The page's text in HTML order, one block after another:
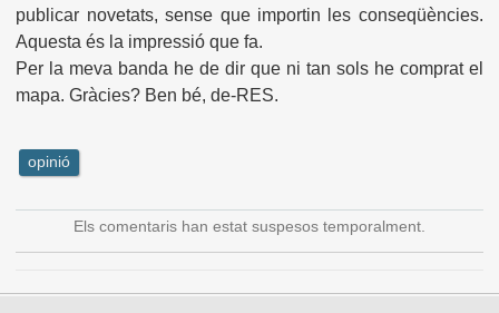
publicar novetats, sense que importin les conseqüències.
Aquesta és la impressió que fa.
Per la meva banda he de dir que ni tan sols he comprat el
mapa. Gràcies? Ben bé, de-RES.
opinió
Els comentaris han estat suspesos temporalment.